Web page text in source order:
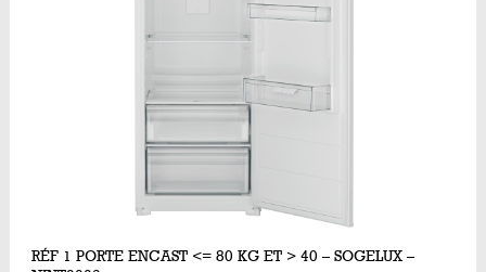
RÉF 1 PORTE ENCAST <= 80 KG ET > 40 – SOGELUX –